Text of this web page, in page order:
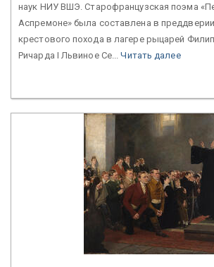
наук НИУ ВШЭ. Старофранцузская поэма
Аспремоне» была составлена в преддверии
крестового похода в лагере рыцарей
Ричарда I Львиное Се...Читать далее